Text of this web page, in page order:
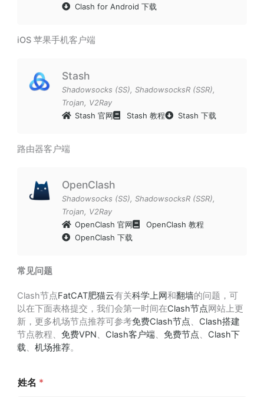
Clash for Android 下载
iOS 苹果手机客户端
Stash
Shadowsocks (SS), ShadowsocksR (SSR),
Trojan, V2Ray
Stash 官网
Stash 教程 Stash 下载
路由器客户端
OpenClash
Shadowsocks (SS), ShadowsocksR (SSR),
Trojan, V2Ray
OpenClash 官网
OpenClash 教程
OpenClash 下载
常见问题
Clash节点FatCAT肥猫云有关科学上网和翻墙的问题，可
以在下面表格提交，我们会第一时间在Clash节点网站上更
新，更多机场节点推荐可参考免费Clash节点、 Clash搭建
节点教程、免费VPN、 Clash客户端、免费节点、 Clash下
载、机场推荐。
姓名 *